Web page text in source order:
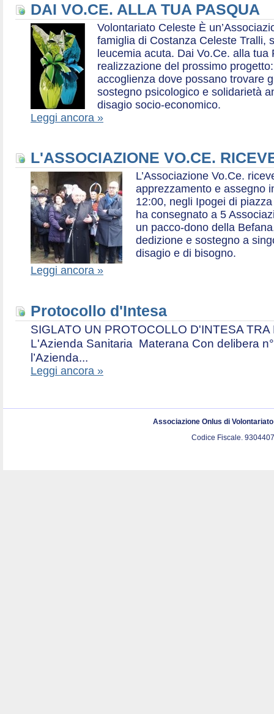
DAI VO.CE. ALLA TUA PASQUA
Volontariato Celeste È
famiglia di Costanza Celeste Tralli,
leucemia acuta. Dai Vo.Ce. alla tua
realizzazione del prossimo
accoglienza dove possano trovare
sostegno psicologico e solidarietà
disagio socio-economico.
Leggi ancora »
L'ASSOCIAZIONE VO.CE.
L’Associazione Vo.Ce.
apprezzamento e assegno
12:00, negli Ipogei di
ha consegnato a 5
un pacco-dono della
dedizione e sostegno a
disagio e di bisogno.
Leggi ancora »
Protocollo d'Intesa
SIGLATO UN PROTOCOLLO D'INTESA
L'Azienda Sanitaria Materana Con delibera
l’Azienda...
Leggi ancora »
Associazione Onlus di
Codice Fiscale.